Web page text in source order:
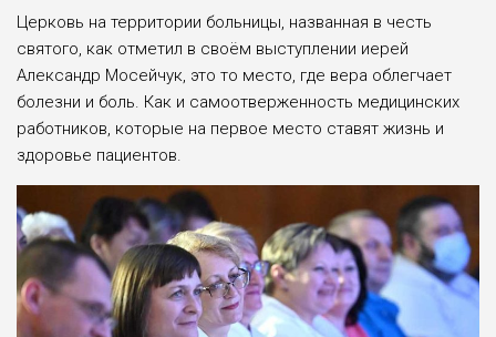
Церковь на территории больницы, названная в честь
святого, как отметил в своём выступлении иерей
Александр Мосейчук, это то место, где вера облегчает
болезни и боль. Как и самоотверженность медицинских
работников, которые на первое место ставят жизнь и
здоровье пациентов.